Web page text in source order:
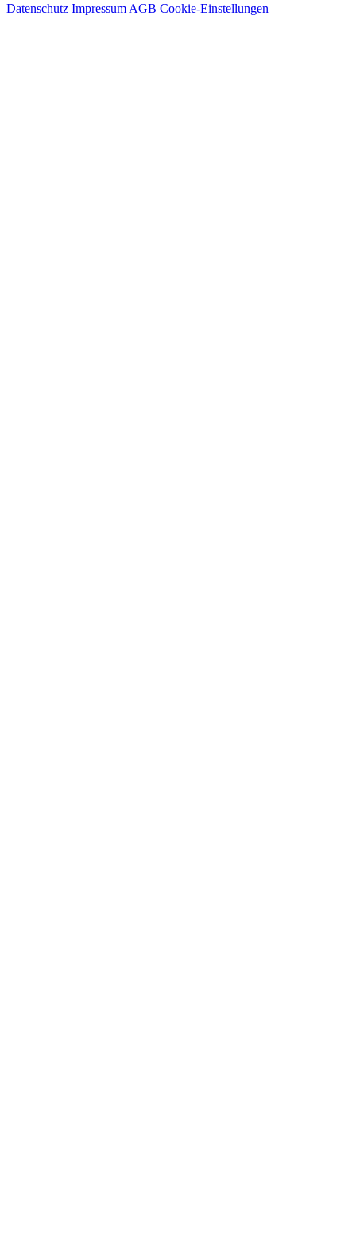
Datenschutz Impressum AGB Cookie-Einstellungen